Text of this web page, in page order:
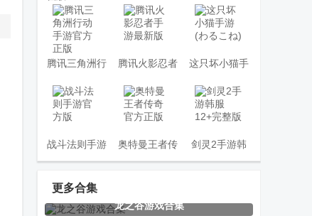
腾讯三角洲行
动手游官方正
版
腾讯火影忍者
手游最新版
这只坏小猫手
游(わるこね)
战斗法则手游
官方版
奥特曼王者传
奇官方正版
剑灵2手游韩
服12+完整版
更多合集
龙之谷游戏合集